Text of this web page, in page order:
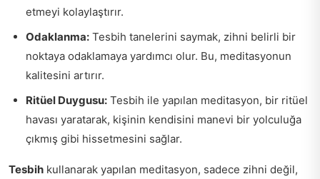
etmeyi kolaylaştırır.
Odaklanma: Tesbih tanelerini saymak, zihni belirli bir
noktaya odaklamaya yardımcı olur. Bu, meditasyonun
kalitesini artırır.
Ritüel Duygusu: Tesbih ile yapılan meditasyon, bir ritüel
havası yaratarak, kişinin kendisini manevi bir yolculuğa
çıkmış gibi hissetmesini sağlar.
Tesbih kullanarak yapılan meditasyon, sadece zihni değil,